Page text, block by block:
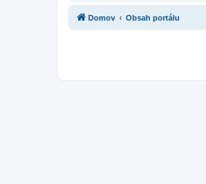
Domov Obsah portálu